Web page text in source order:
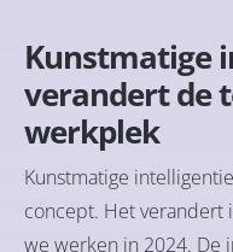
Kunstmatige
verandert de
werkplek
Kunstmatige
concept. Het verandert
we werken in 2024. De